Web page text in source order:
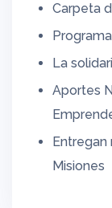
Carpeta
La
Aportes
Misiones